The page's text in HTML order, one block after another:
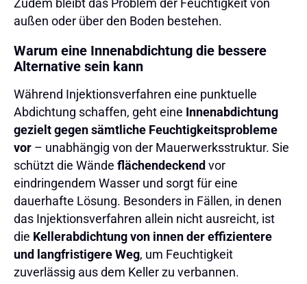
Zudem bleibt das Problem der Feuchtigkeit von
außen oder über den Boden bestehen.
Warum eine Innenabdichtung die bessere
Alternative sein kann
Während Injektionsverfahren eine punktuelle
Abdichtung schaffen, geht eine Innenabdichtung
gezielt gegen sämtliche Feuchtigkeitsprobleme
vor– unabhängig von der Mauerwerksstruktur. Sie
schützt die Wände flächendeckend vor
eindringendem Wasser und sorgt für eine
dauerhafte Lösung. Besonders in Fällen, in denen
das Injektionsverfahren allein nicht ausreicht, ist
die Kellerabdichtung von innen der effizientere
und langfristigere Weg, um Feuchtigkeit
zuverlässig aus dem Keller zu verbannen.